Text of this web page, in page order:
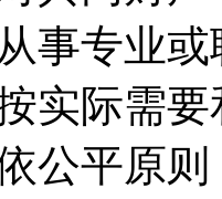
事专业
实际需
公平原